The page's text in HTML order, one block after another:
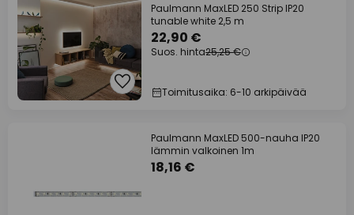
Paulmann MaxLED 250 Strip IP20
tunable white 2,5 m
22,90 €
Suos. hinta25,25 €
Toimitusaika: 6-10 arkipäivää
Paulmann MaxLED 500-nauha IP20
lämmin valkoinen 1m
18,16 €